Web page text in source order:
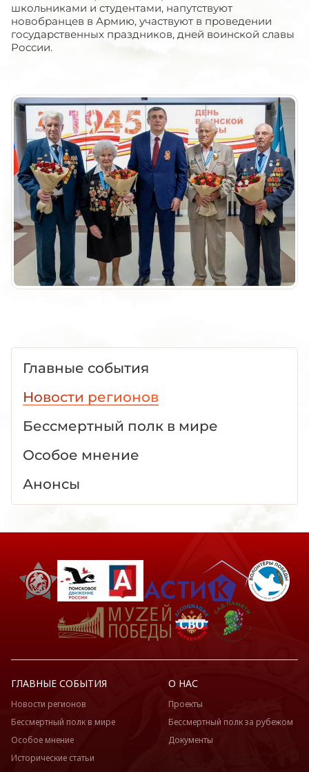
школьниками и студентами, напутствуют
новобранцев в Армию, участвуют в проведении
государственных праздников, дней воинской славы
России.
Главные события
Новости регионов
Бессмертный полк в мире
Особое мнение
Анонсы
ГЛАВНЫЕ СОБЫТИЯ
Новости регионов
Бессмертный полк в мире
Особое мнение
Исторические статьи
О НАС
Проекты
Бессмертный полк за рубежом
Документы